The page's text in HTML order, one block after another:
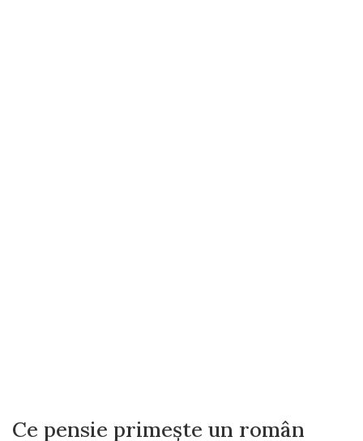
Ce pensie primește un român